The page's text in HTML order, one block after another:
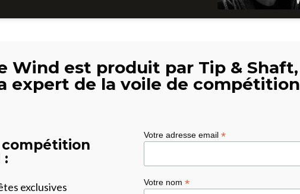
Wind est produit par Tip & Shaft,
expert de la voile de compétition
:
exclusives
Votre adresse email *
Votre nom *